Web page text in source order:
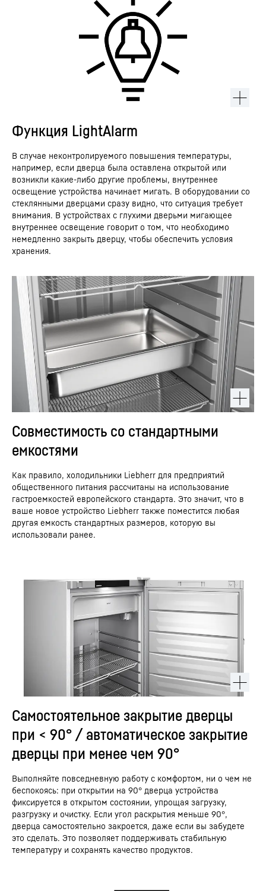
Функция LightAlarm
В случае неконтролируемого повышения температуры,
например, если дверца была оставлена открытой или
возникли какие-либо другие проблемы, внутреннее
освещение устройства начинает мигать. В оборудовании со
стеклянными дверцами сразу видно, что ситуация требует
внимания. В устройствах с глухими дверьми мигающее
внутреннее освещение говорит о том, что необходимо
немедленно закрыть дверцу, чтобы обеспечить условия
хранения.
Совместимость со стандартными
емкостями
Как правило, холодильники Liebherr для предприятий
общественного питания рассчитаны на использование
гастроемкостей европейского стандарта. Это значит, что в
ваше новое устройство Liebherr также поместится любая
другая емкость стандартных размеров, которую вы
использовали ранее.
Самостоятельное закрытие дверцы
при < 90° / автоматическое закрытие
дверцы при менее чем 90°
Выполняйте повседневную работу с комфортом, ни о чем не
беспокоясь: при открытии на 90° дверца устройства
фиксируется в открытом состоянии, упрощая загрузку,
разгрузку и очистку. Если угол раскрытия меньше 90°,
дверца самостоятельно закроется, даже если вы забудете
это сделать. Это позволяет поддерживать стабильную
температуру и сохранять качество продуктов.